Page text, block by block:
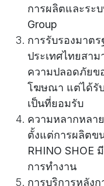
การผลิตและระ
Group
การรับรองมาต
ประเทศไทยสา
ความปลอดภัยข
โฆษณา แต่ได้รั
เป็นที่ยอมรับ
ความหลากหล
ตั้งแต่การผลิตข
RHINO SHOE
การทำงาน
การบริการหลัง